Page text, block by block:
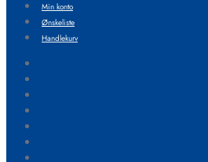
Min konto
Ønskeliste
Handlekurv